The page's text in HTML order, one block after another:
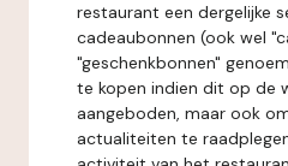
restaurant een dergelijke
cadeaubonnen (ook wel
"geschenkbonnen"
te kopen indien dit op de
aangeboden, maar ook
actualiteiten te